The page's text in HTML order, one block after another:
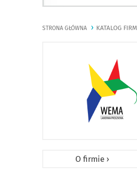
STRONA GŁÓWNA KATALOG FIRM
O firmie ›